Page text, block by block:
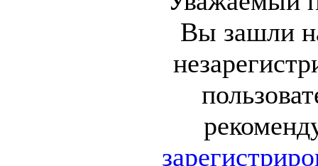
Вы зашли